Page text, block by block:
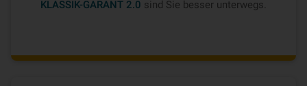
KLASSIK-GARANT 2.0 sind Sie besser unterwegs.